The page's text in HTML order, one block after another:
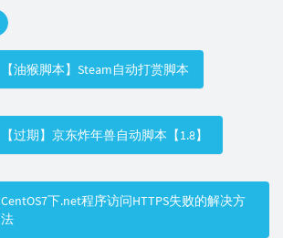
【油猴脚本】Steam自动打赏脚本
【过期】京东炸年兽自动脚本【1.8】
CentOS7下.net程序访问HTTPS失败的解决方
法